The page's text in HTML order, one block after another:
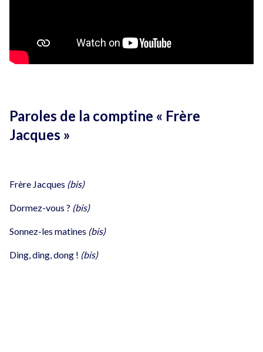
Paroles de la comptine « Frère
Jacques »
Frère Jacques (bis)
Dormez-vous ? (bis)
Sonnez-les matines (bis)
Ding, ding, dong ! (bis)